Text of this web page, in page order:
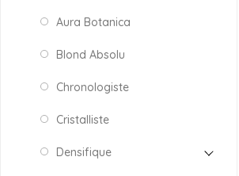
Aura Botanica
Blond Absolu
Chronologiste
Cristalliste
Densifique